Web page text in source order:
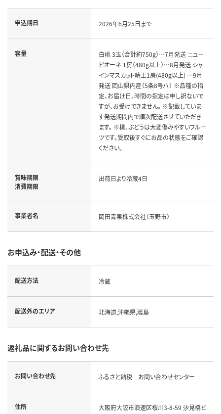
申込期日 2026年6月25日まで
容量
白桃 3玉（合計約750g）…7月発送 ニュー
ピオーネ 1房（480g以上）…8月発送 シャ
インマスカット晴王1房(480g以上) …9月
発送 岡山県内産（5条8号ハ） ※品種の指
定、お届け日、時間の指定は申し訳ないで
すが、お受けできません。 ※記載していま
す発送期間内で順次配送させていただき
ます。 ※桃、ぶどうは大変傷みやすいフルー
ツです。受取後すぐにお品の状態をご確認
ください。
賞味期限
消費期限
出荷日より冷蔵4日
事業者名 岡田青果株式会社（玉野市）
お申込み・配送・その他
配送方法 冷蔵
配送外のエリア 北海道,沖縄県,離島
返礼品に関するお問い合わせ先
お問い合わせ先 ふるさと納税 お問い合わせセンター
住所
大阪府大阪市浪速区桜川3-8-59 汐見橋ビ